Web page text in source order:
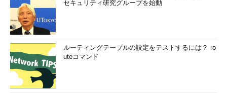
セキュリティ研究グループを始動
ルーティングテーブルの設定をテストするには？ ro
uteコマンド